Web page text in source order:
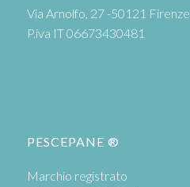
Via Arnolfo, 27 -50121 Firenze
P.iva IT 06673430481
PESCEPANE ®
Marchio registrato